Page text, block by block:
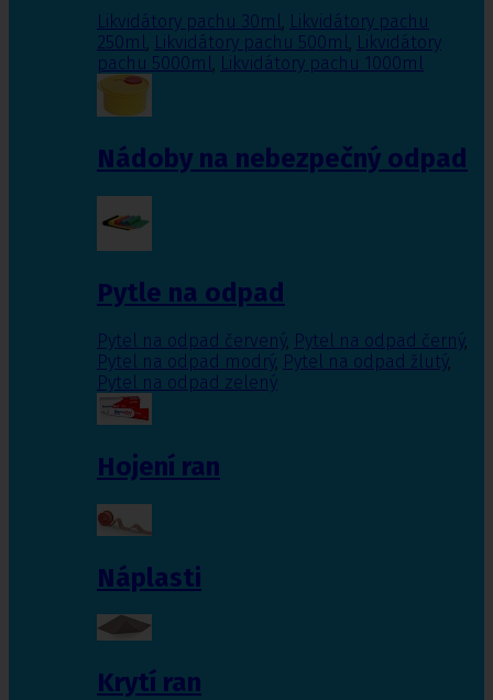
Likvidátory pachu 30ml, Likvidátory pachu
250ml, Likvidátory pachu 500ml, Likvidátory
pachu 5000ml, Likvidátory pachu 1000ml
Nádoby na nebezpečný odpad
Pytle na odpad
Pytel na odpad červený, Pytel na odpad černý,
Pytel na odpad modrý, Pytel na odpad žlutý,
Pytel na odpad zelený
Hojení ran
Náplasti
Krytí ran